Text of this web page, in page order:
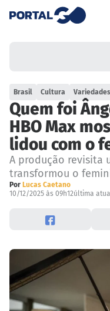
Brasil Cultura Variedades
Quem foi
HBO Max
lidou com o
A produção revisita
transformou o
Por Lucas Caetano
10/12/2025 às 09h12última